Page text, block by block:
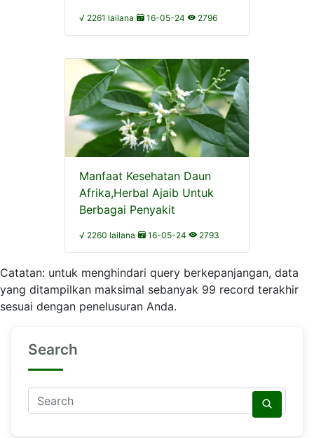
√ 2261 lailana 16-05-24 2796
Manfaat Kesehatan Daun
Afrika,Herbal Ajaib Untuk
Berbagai Penyakit
√ 2260 lailana 16-05-24 2793
Catatan: untuk menghindari query berkepanjangan, data
yang ditampilkan maksimal sebanyak 99 record terakhir
sesuai dengan penelusuran Anda.
Search